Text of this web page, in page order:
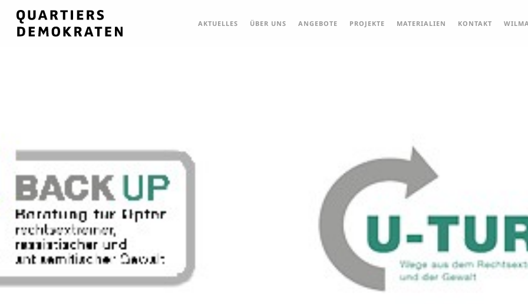
main
AKTUELLES ÜBER UNS ANGEBOTE PROJEKTE MATERIALIEN KONTAKT